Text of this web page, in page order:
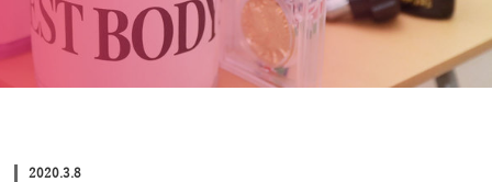
2020.3.8